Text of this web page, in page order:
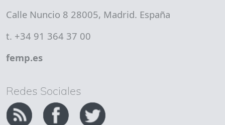
Calle Nuncio 8 28005, Madrid. España
t. +34 91 364 37 00
femp.es
Redes Sociales